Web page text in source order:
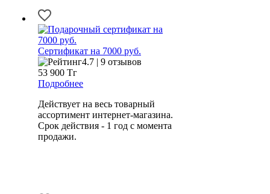
Сертификат на 7000 руб.
4.7 | 9 отзывов
53 900 Тг
Подробнее
Действует на весь товарный
ассортимент интернет-магазина.
Срок действия - 1 год с момента
продажи.